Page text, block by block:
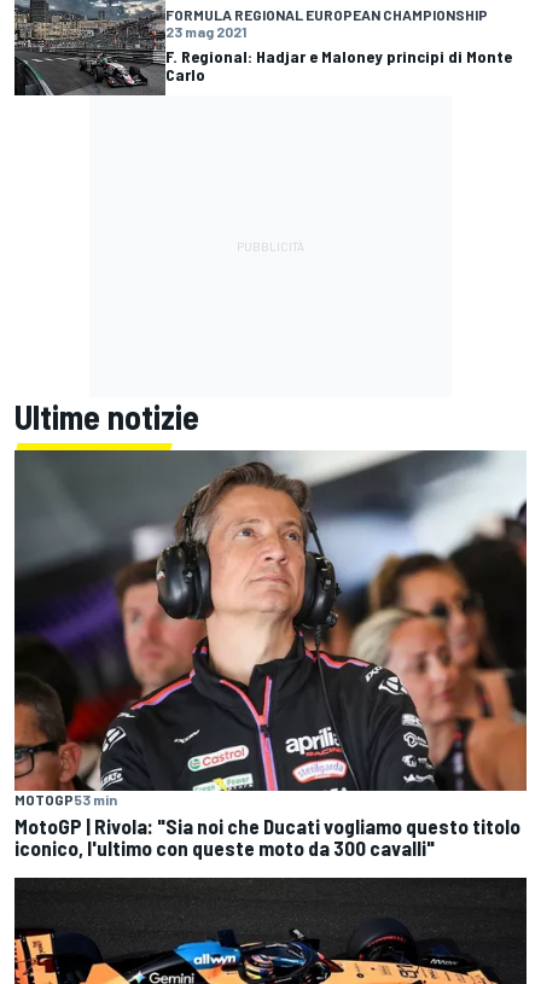
FORMULA REGIONAL EUROPEAN CHAMPIONSHIP
23 mag 2021
F. Regional: Hadjar e Maloney principi di Monte
Carlo
Ultime notizie
MOTOGP53 min
MotoGP | Rivola: "Sia noi che Ducati vogliamo questo titolo
iconico, l'ultimo con queste moto da 300 cavalli"